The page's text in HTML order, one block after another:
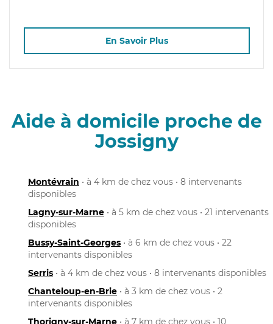
En Savoir Plus
Aide à domicile proche de
Jossigny
Montévrain • à 4 km de chez vous • 8 intervenants
disponibles
Lagny-sur-Marne • à 5 km de chez vous • 21 intervenants
disponibles
Bussy-Saint-Georges • à 6 km de chez vous • 22
intervenants disponibles
Serris • à 4 km de chez vous • 8 intervenants disponibles
Chanteloup-en-Brie • à 3 km de chez vous • 2
intervenants disponibles
Thorigny-sur-Marne • à 7 km de chez vous • 10